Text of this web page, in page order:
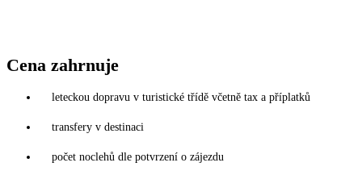
Cena zahrnuje
leteckou dopravu v turistické třídě včetně tax a příplatků
transfery v destinaci
počet noclehů dle potvrzení o zájezdu